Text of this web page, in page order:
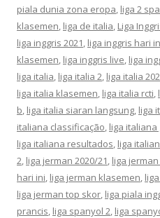
piala dunia zona eropa, liga 2
klasemen, liga de italia, Liga
liga inggris 2021, liga inggris hari
klasemen, liga inggris live, liga
liga italia, liga italia 2, liga italia
liga italia klasemen, liga italia rcti,
b, liga italia siaran langsung, liga
italiana classificação, liga
liga italiana resultados, liga
2, liga jerman 2020/21, liga jerman
hari ini, liga jerman klasemen,
liga jerman top skor, liga piala
prancis, liga spanyol 2, liga